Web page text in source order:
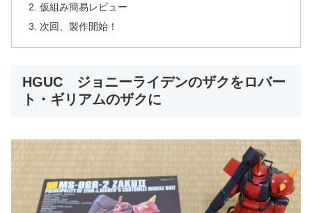
仮組み簡易レビュー
次回、製作開始！
HGUC ジョニーライデンのザクをロバー
ト・ギリアムのザクに